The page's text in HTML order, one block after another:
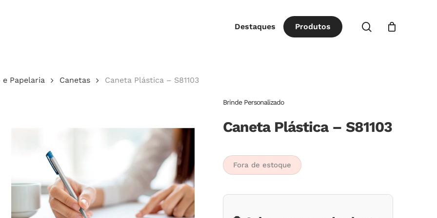
Destaques Produtos procurar
Papelaria Canetas Caneta Plástica – S81103
Brinde Personalizado
Caneta Plástica – S81103
Fora de estoque